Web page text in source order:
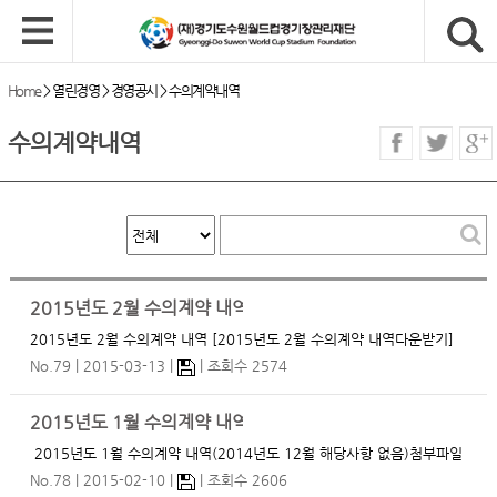
Home>열린경영>경영공시 >수의계약내역
수의계약내역
2015년도 2월 수의계약 내역
2015년도 2월 수의계약 내역 [2015년도 2월 수의계약 내역다운받기]
…
No.79 2015-03-13 조회수 2574
2015년도 1월 수의계약 내역(2014년도 12월 해당사항 없음)
2015년도 1월 수의계약 내역(2014년도 12월 해당사항 없음)첨부파일
확인부탁드립니다. 감사합니다.…
No.78 2015-02-10 조회수 2606